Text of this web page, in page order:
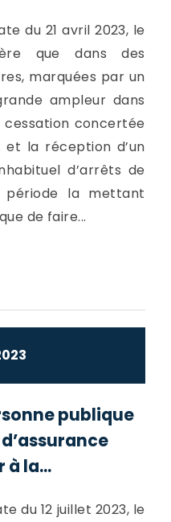
du 21 avril 2023, le
que dans des
marquées par un
ampleur dans
concertée
la réception d’un
d’arrêts de
la mettant
de faire...
publique
à la...
du 12 juillet 2023, le